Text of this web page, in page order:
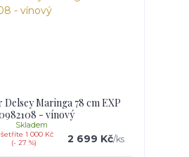
Maringa 78 cm EXP
- vínový
1 000 Kč
(- 27 %)
2 699 Kč/ks
Skladem